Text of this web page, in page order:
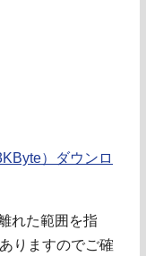
）ダウンロ
れた範囲を指
りますのでご確